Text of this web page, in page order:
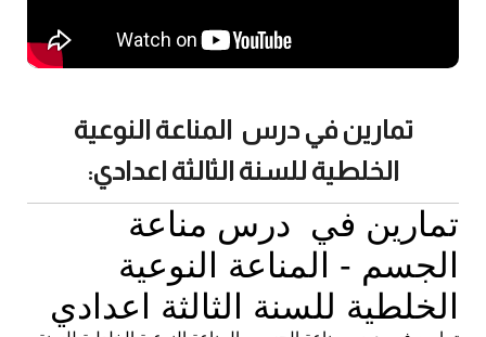
تمارين في درس المناعة النوعية
الخلطية للسنة الثالثة اعدادي: